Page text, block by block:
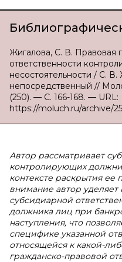
Жигалова, С. В. Правовая
ответственности
несостоятельности / С.
непосредственный //
(250). — С. 166-168. — URL:
https://moluch.ru/archive/
Автор рассматривает
контролирующих
контексте раскрытия
внимание автор
субсидиарной
должника лиц при
наступления, что
специфике указанной
относящейся к какой-
гражданско-правовой